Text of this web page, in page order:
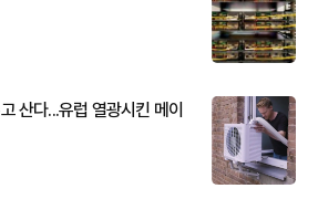
산다...유럽 열광시킨 메이